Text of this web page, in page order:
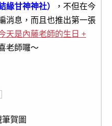
緣甘神神社）
，不但在今
消息，而且也推出第一張
天是內藤老師的生日 +
老師囉～
賀圖